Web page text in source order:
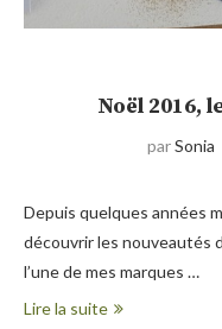
Noël 2016,
parSonia
Depuis quelques années
découvrir les nouveautés
l’une de mes marques …
Lire la suite